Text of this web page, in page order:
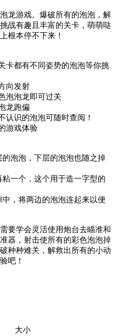
龙游戏。爆破所有的泡泡，解
战有趣且丰富的关卡，萌萌哒
根本停不下来！
卡都有不同姿势的泡泡等你挑
向发射
泡泡龙即可过关
龙跑偏
认识的泡泡可随时查阅！
游戏体验
泡泡，下层的泡泡也随之掉
一个，这个用于造一字型的
，将两边的泡泡连起来以便
要学会灵活使用炮台去瞄准和
器，射击使所有的彩色泡泡掉
种种难关，解救出所有的小动
吧！
大小